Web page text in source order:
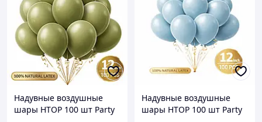
Надувные воздушные
шары HTOP 100 шт Party
Надувные воздушные
шары HTOP 100 шт Party